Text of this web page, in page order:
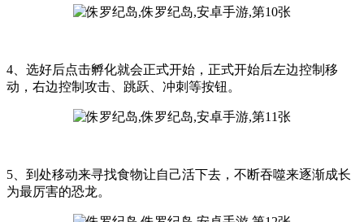
4、选好后点击孵化就会正式开始，正式开始后左边控制移
动，右边控制攻击、跳跃、冲刺等按钮。
5、到处移动来寻找食物让自己活下去，不断吞噬来逐渐成长
为最厉害的恐龙。